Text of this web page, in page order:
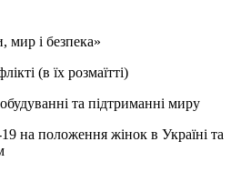
мир і безпека»
(в їх розмаїтті)
та підтриманні миру
на положення жінок в Україні та